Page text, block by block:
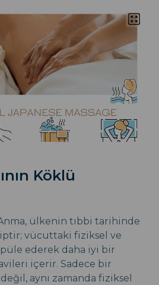
Köklü
ülkenin tıbbi tarihinde
vücuttaki fiziksel ve
ederek daha iyi bir
içerir. Sadece bir
aynı zamanda fiziksel